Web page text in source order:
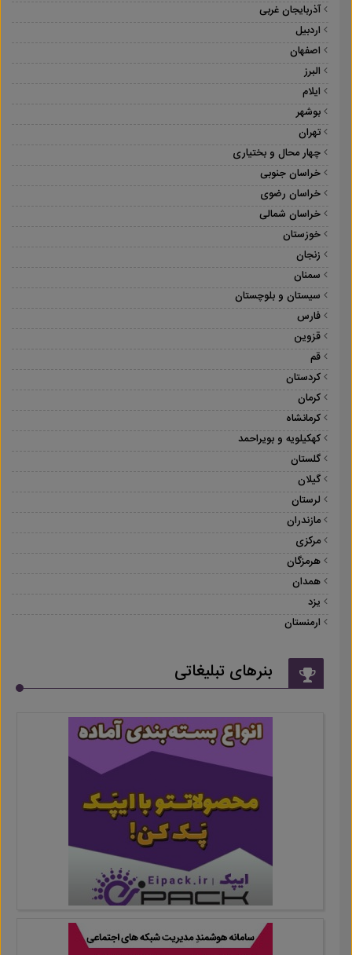
آذربایجان غربی
اردبیل
اصفهان
البرز
ایلام
بوشهر
تهران
چهار محال و بختیاری
خراسان جنوبی
خراسان رضوی
خراسان شمالی
خوزستان
زنجان
سمنان
سیستان و بلوچستان
فارس
قزوین
قم
کردستان
کرمان
کرمانشاه
کهکیلویه و بویراحمد
گلستان
گیلان
لرستان
مازندران
مرکزی
هرمزگان
همدان
یزد
ارمنستان
بنرهای تبلیغاتی